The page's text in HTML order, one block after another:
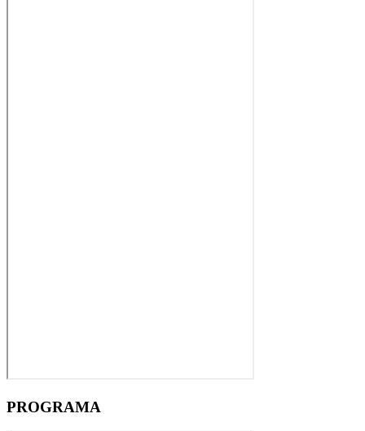
PROGRAMA